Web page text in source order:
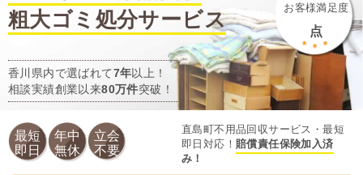
粗大ゴミ処分サービス
香川県内で選ばれて7年以上！
相談実績創業以来80万件突破！
お客様満足度
点
最短
即日
年中
無休
立会
不要
直島町不用品回収サービス・最短
即日対応！ 賠償責任保険加入済
み！